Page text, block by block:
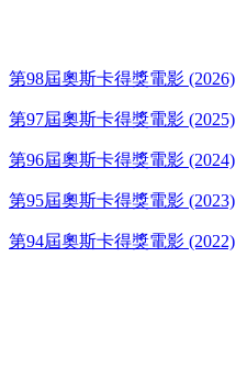
第98屆奧斯卡得獎電影 (2026)
第97屆奧斯卡得獎電影 (2025)
第96屆奧斯卡得獎電影 (2024)
第95屆奧斯卡得獎電影 (2023)
第94屆奧斯卡得獎電影 (2022)